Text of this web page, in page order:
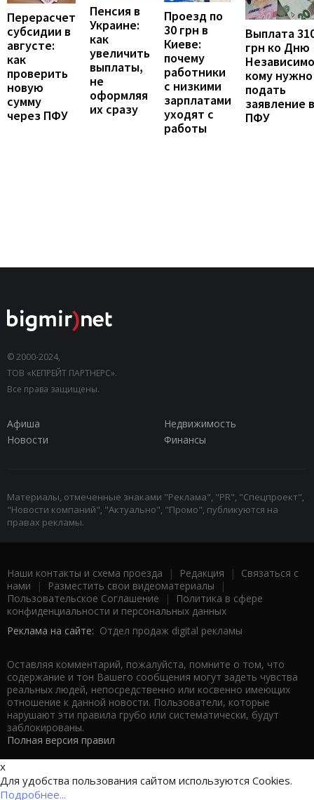
Перерасчет
субсидии в
августе:
как
проверить
новую
сумму
через ПФУ
Пенсия в
Украине:
как
увеличить
выплаты,
не
оформляя
их сразу
Проезд по
30 грн в
Киеве:
почему
работники
с низкими
зарплатами
уходят с
работы
Выплата
грн ко Дню
кому нужно
подать
заявление в
ПФУ
© 2000-2024,
ТОВ «КЕПРЕЙТ ПАРТНЕРС».
Все права защищены.
Афиша
Недвижимость
Новости
Финансы
Материалы, отмеченные знаками "Реклама", "PR", "Спецпроект",
"Новости компаний", "Актуально", "Промо", публикуются на
правах рекламы.
Наши контакты и схема проезда | Редакция | Связаться с
нами | Разместить свои видеоматериалы |
Пользовательское Соглашение |
Политика в сфере
конфиденциальности и персональных данных
Реклама на сайте: Отдел продаж digital рекламы
Оставляя комментарий, пожалуйста, помните о том, что
содержание и тон Вашего сообщения могут задеть чувства
реальных людей, непосредственно или косвенно имеющих
отношение к данной новости. Пользователи, которые
нарушают эти правила грубо или систематически, будут
заблокированы.
Полная версия правил
x
Для удобства пользования сайтом используются Cookies.
Подробнее...